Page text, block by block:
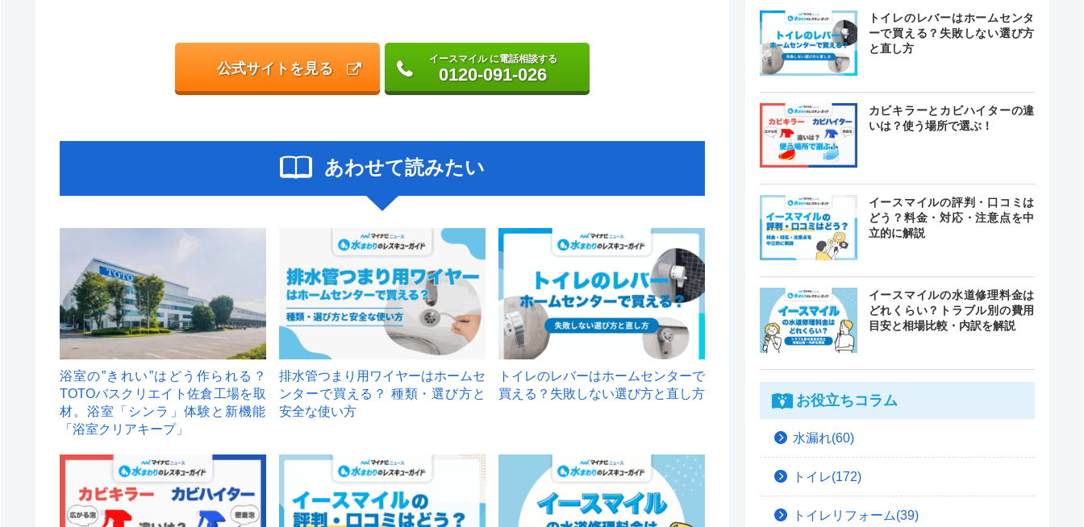
公式サイトを見る
イースマイル に電話相談する
0120-091-026
あわせて読みたい
浴室の”きれい”はどう作られる？
TOTOバスクリエイト佐倉工場を取
材。浴室「シンラ」体験と新機能
「浴室クリアキープ」
排水管つまり用ワイヤーはホームセ
ンターで買える？ 種類・選び方と
安全な使い方
トイレのレバーはホームセンターで
買える？失敗しない選び方と直し方
トイレのレバーはホームセンタ
ーで買える？失敗しない選び方
と直し方
カビキラーとカビハイターの違
いは？使う場所で選ぶ！
イースマイルの評判・口コミは
どう？料金・対応・注意点を中
立的に解説
イースマイルの水道修理料金は
どれくらい？トラブル別の費用
目安と相場比較・内訳を解説
お役立ちコラム
水漏れ(60)
トイレ(172)
トイレリフォーム(39)